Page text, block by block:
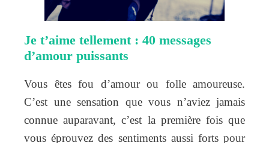
Je t’aime tellement : 40 messages
d’amour puissants
Vous êtes fou d’amour ou folle amoureuse.
C’est une sensation que vous n’aviez jamais
connue auparavant, c’est la première fois que
vous éprouvez des sentiments aussi forts pour